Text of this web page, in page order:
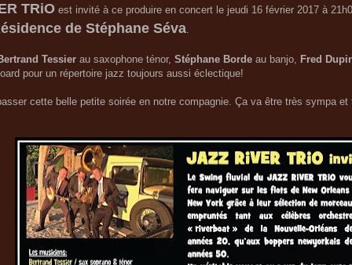
TRiO est invité à ce produire en concert le jeudi 16 février 2017 à
de Stéphane Séva.
Tessier au saxophone ténor, Stéphane Borde au banjo, Fred
pour un répertoire jazz toujours aussi éclectique!
cette belle petite soirée en notre compagnie. Ça va être très sympa et